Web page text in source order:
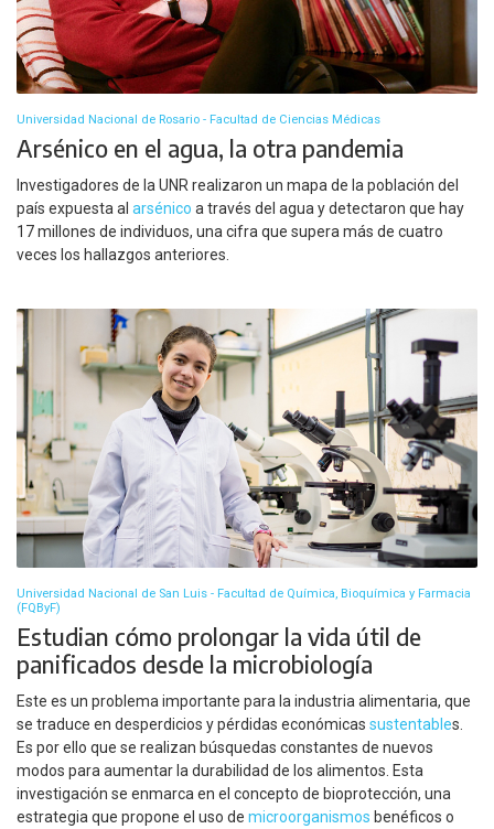
Universidad Nacional de Rosario - Facultad de Ciencias Médicas
Arsénico en el agua, la otra pandemia
Investigadores de la UNR realizaron un mapa de la población del
país expuesta al arsénico a través del agua y detectaron que hay
17 millones de individuos, una cifra que supera más de cuatro
veces los hallazgos anteriores.
Universidad Nacional de San Luis - Facultad de Química, Bioquímica y Farmacia
(FQByF)
Estudian cómo prolongar la vida útil de
panificados desde la microbiología
Este es un problema importante para la industria alimentaria, que
se traduce en desperdicios y pérdidas económicas sustentables.
Es por ello que se realizan búsquedas constantes de nuevos
modos para aumentar la durabilidad de los alimentos. Esta
investigación se enmarca en el concepto de bioprotección, una
estrategia que propone el uso de microorganismos benéficos o